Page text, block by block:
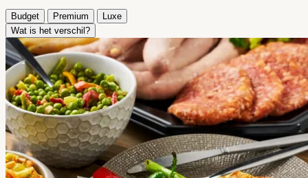
Budget Premium
Luxe
Wat is het verschil?